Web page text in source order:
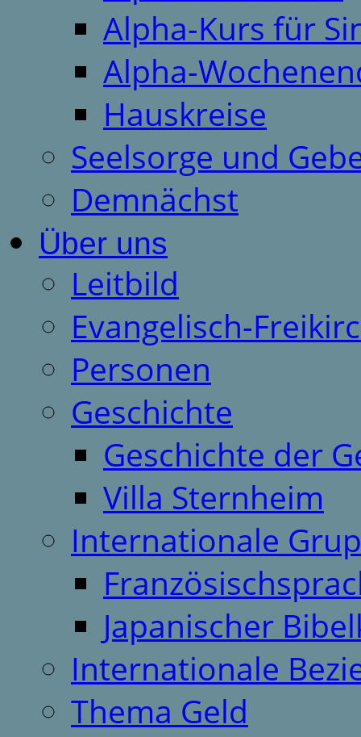
Alpha-Kurs für
Alpha-
Hauskreise
Seelsorge und
Demnächst
Über uns
Leitbild
Evangelisch-
Personen
Geschichte
Geschichte der
Villa Sternheim
Internationale
Japanischer
Internationale
Thema Geld